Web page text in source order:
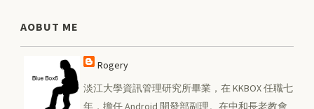
AOBUT ME
Rogery
淡江大學資訊管理研究所畢業，在 KKBOX 任職七
年，擔任 Android 開發部副理。在中和長老教會